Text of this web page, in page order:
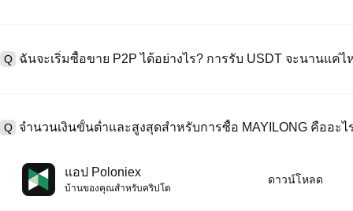
ธรรมเนียมการซื้อขายแบบสปอตมาตรฐาน (ต่ำถึง 0.05%) ใช้กับการซื้อขา
Q ฉันจะเริ่มซื้อขาย P2P ได้อย่างไร? การรับ USDT จะนานแค่ไ
กับวิธีการชำระเงินและเวลาตอบสนองของผู้ขาย
Q จำนวนเงินขั้นต่ำและสูงสุดสำหรับการซื้อ MAYILONG คืออะไ
ขีดจำกัดขั้นต่ำและสูงสุดแตกต่างกันขึ้นอยู่กับวิธีการซื้อและระดับการ
ดอลลาร์โดยสูงสุดขึ้นอยู่กับผู้ให้บริการ ผู้ขาย P2P ส่วนใหญ่มีข้อกำหนดก
มัดจำขั้นต่ำ 100 ดอลลาร์ คุณสามารถตรวจสอบแต่ละหน้าสำหรับขีดจำกั
แอป Poloniex
บ้านของคุณสําหรับคริปโต
ดาวน์โหลด